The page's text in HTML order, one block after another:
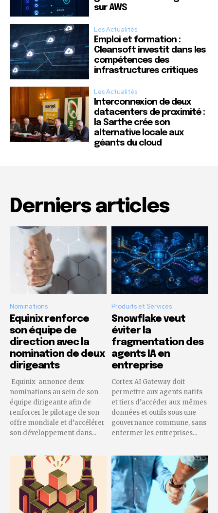
sur AWS
Les Actualités
Emploi et formation :
Cleansoft investit dans les
compétences des
infrastructures critiques
Les Actualités
Interconnexion de deux
datacenters de proximité :
la Sarthe crée son
alternative locale aux
géants du cloud
Derniers articles
Nominations
Equinix renforce
son équipe de
direction avec la
nomination de deux
dirigeants
Equinix annonce deux
nominations au sein de son
équipe dirigeante afin de
renforcer le pilotage de son
offre mondiale et d’accélérer
son développement dans...
Produits et Services
Snowflake veut
éviter la
fragmentation des
agents IA en
entreprise
Cortex AI Gateway doit
permettre aux agents natifs
et tiers d’accéder aux mêmes
données et outils sous une
gouvernance commune, sans
enfermer les entreprises...